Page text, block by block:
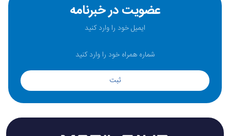
عضویت در خبرنامه
ثبت